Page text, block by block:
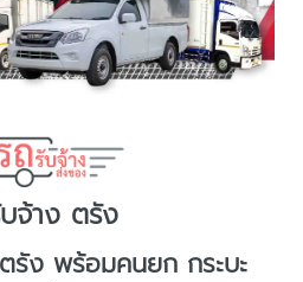
จ้าง ตรัง
รัง พร้อมคนยก กระบะ